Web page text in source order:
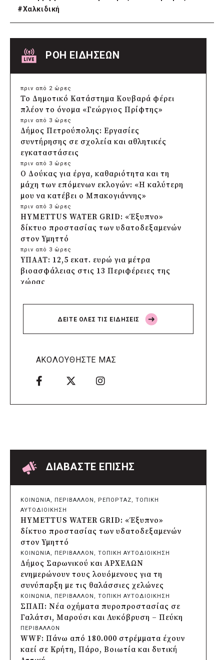
#Χαλκιδική
ΡΟΗ ΕΙΔΗΣΕΩΝ
πριν από 2 ώρες
Το Δημοτικό Κατάστημα Κουβαρά φέρει
πλέον το όνομα «Γεώργιος Πρίφτης»
πριν από 3 ώρες
Δήμος Πετρούπολης: Εργασίες
συντήρησης σε σχολεία και αθλητικές
εγκαταστάσεις
πριν από 3 ώρες
Ο Δούκας για έργα, καθαριότητα και τη
μάχη των επόμενων εκλογών: «Η καλύτερη
μου να κατέβει ο Μπακογιάννης»
πριν από 3 ώρες
HYMETTUS WATER GRID: «Έξυπνο»
δίκτυο προστασίας των υδατοδεξαμενών
στον Υμηττό
πριν από 3 ώρες
ΥΠΑΑΤ: 12,5 εκατ. ευρώ για μέτρα
βιοασφάλειας στις 13 Περιφέρειες της
χώρας
Πρέσπεια 2026: Έξι ημέρες πολιτισμού,
μουσικής και γαστρονομίας στη Φλώρινα
Δήμος Πέλλας: Σε προσωρινή αναστολή
πριν από 4 ώρες
Δήμος Ελληνικού – Αργυρούπολης για το
Seoul Smart City Prize 2026
δίκτυο ηλεκτροφωτισμού
πριν από 5 ώρες
Δήμος Πατρέων: Αντικατάσταση
φωτιστικών μετά τη λεηλασία στο έλος
της Αγυιάς
πριν από 5 ώρες
Δήμος Σαρωνικού: Βανδάλισαν το
εκκλησάκι της Μεταμόρφωσης του
Σωτήρος
πριν από 5 ώρες
Περιφέρεια Αττικής: Έξι συμπεράσματα
για την ψηφιακή μετάβαση των
επιχειρήσεων
πριν από 5 ώρες
Δήμος Σαρωνικού και ΑΡΧΕΛΩΝ
ενημερώνουν τους λουόμενους για τη
συνύπαρξη με τις θαλάσσιες χελώνες
πριν από 6 ώρες
Δήμος Κυθήρων: Απαγόρευση πρόσβασης
ΔΕΙΤΕ ΟΛΕΣ ΤΙΣ ΕΙΔΗΣΕΙΣ
ΑΚΟΛΟΥΘΗΣΤΕ ΜΑΣ
ΔΙΑΒΑΣΤΕ ΕΠΙΣΗΣ
ΚΟΙΝΩΝΙΑ, ΠΕΡΙΒΑΛΛΟΝ , ΡΕΠΟΡΤΑΖ, ΤΟΠΙΚΗ
ΑΥΤΟΔΙΟΙΚΗΣΗ
HYMETTUS WATER GRID: «Έξυπνο»
δίκτυο προστασίας των υδατοδεξαμενών
στον Υμηττό
ΚΟΙΝΩΝΙΑ, ΠΕΡΙΒΑΛΛΟΝ , ΤΟΠΙΚΗ ΑΥΤΟΔΙΟΙΚΗΣΗ
Δήμος Σαρωνικού και ΑΡΧΕΛΩΝ
ενημερώνουν τους λουόμενους για τη
συνύπαρξη με τις θαλάσσιες χελώνες
ΚΟΙΝΩΝΙΑ, ΠΕΡΙΒΑΛΛΟΝ , ΤΟΠΙΚΗ ΑΥΤΟΔΙΟΙΚΗΣΗ
ΣΠΑΠ: Νέα οχήματα πυροπροστασίας σε
Γαλάτσι, Μαρούσι και Λυκόβρυση – Πεύκη
ΠΕΡΙΒΑΛΛΟΝ
WWF: Πάνω από 180.000 στρέμματα έχουν
καεί σε Κρήτη, Πάρο, Βοιωτία και δυτική